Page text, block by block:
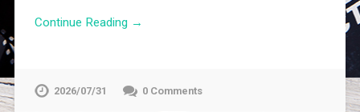
Continue Reading →
2026/07/31 0 Comments